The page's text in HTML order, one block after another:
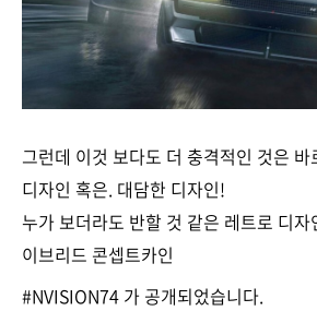
그런데 이것 보다도 더 충격적인 것은 바
디자인 혹은. 대담한 디자인!
누가 보더라도 반할 것 같은 레트로 디
이브리드 콘셉트카인
#NVISION74 가 공개되었습니다.